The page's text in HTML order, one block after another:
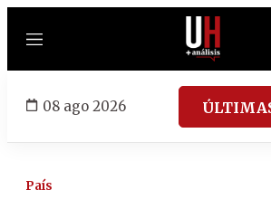
Menú
08 ago 2026
País